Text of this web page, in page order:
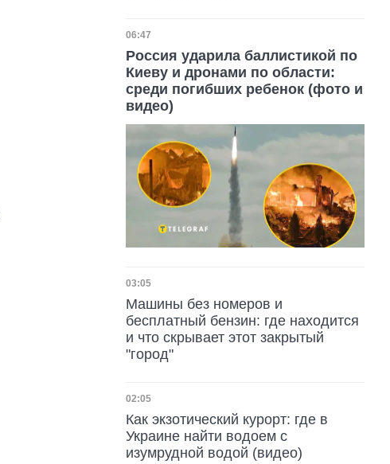
Дата публикации
06:47
Россия ударила баллистикой по
Киеву и дронами по области:
среди погибших ребенок (фото и
видео)
Дата публикации
03:05
Машины без номеров и
бесплатный бензин: где находится
и что скрывает этот закрытый
"город"
Дата публикации
02:05
Как экзотический курорт: где в
Украине найти водоем с
изумрудной водой (видео)